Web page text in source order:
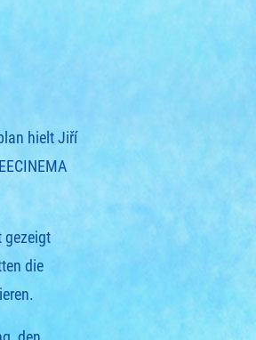
hielt Jiří
gezeigt
die